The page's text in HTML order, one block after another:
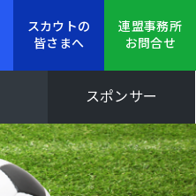
スカウトの
皆さまへ
連盟事務所
お問合せ
Iリーグ
スポンサー